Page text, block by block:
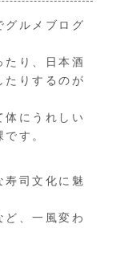
グルメブログ
たり、日本酒
たりするのが
にうれしい
す。
寿司文化に魅
、一風変わ